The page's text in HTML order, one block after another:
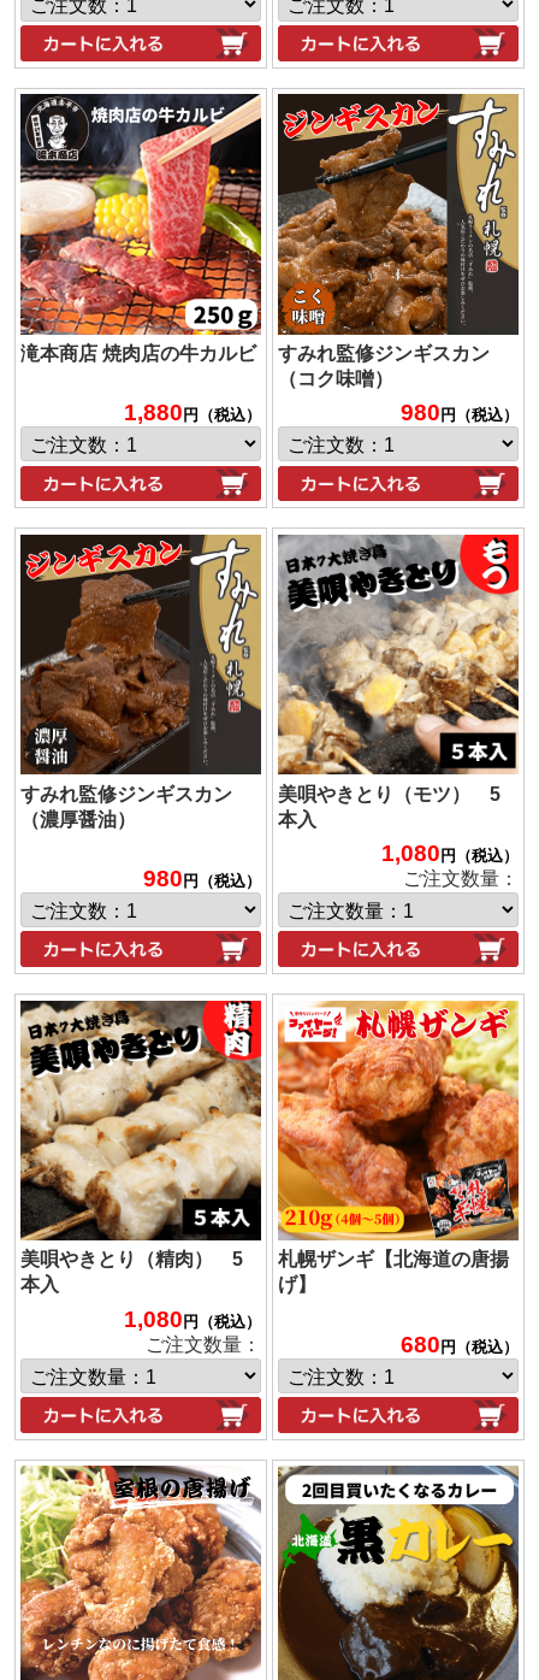
滝本商店 焼肉店の牛カルビ
1,880 円（税込）
すみれ監修ジンギスカン
（コク味噌）
980 円（税込）
すみれ監修ジンギスカン
（濃厚醤油）
980 円（税込）
美唄やきとり（モツ） 5
本入
1,080 円（税込）
ご注文数量：
美唄やきとり（精肉） 5
本入
1,080円（税込）
ご注文数量：
札幌ザンギ【北海道の唐揚
げ】
680円（税込）